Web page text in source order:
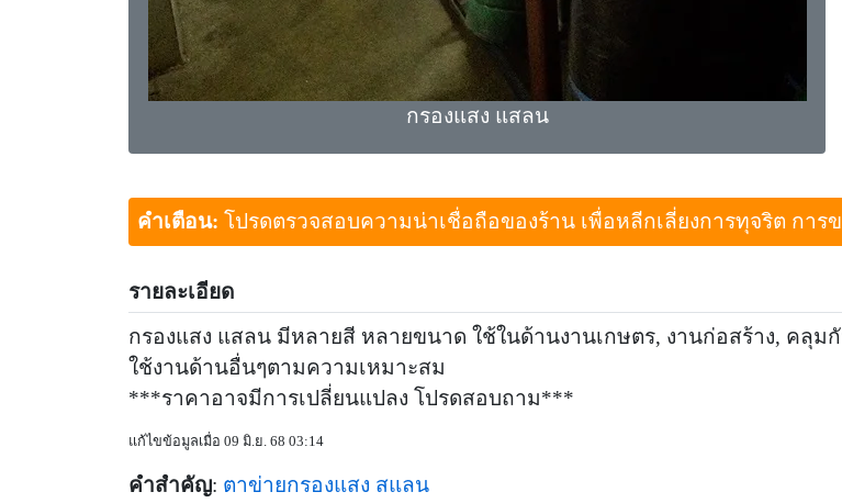
กรองแสง แสลน
คำเตือน: โปรดตรวจสอบความน่าเชื่อถือของร้าน เพื่อหลีกเลี่ยงการทุจริต กา
รายละเอียด
กรองแสง แสลน มีหลายสี หลายขนาด ใช้ในด้านงานเกษตร, งานก่อสร้าง, คลุ
ใช้งานด้านอื่นๆตามความเหมาะสม
***ราคาอาจมีการเปลี่ยนแปลง โปรดสอบถาม***
แก้ไขข้อมูลเมื่อ 09 มิ.ย. 68 03:14
คำสำคัญ: ตาข่ายกรองแสง สแลน